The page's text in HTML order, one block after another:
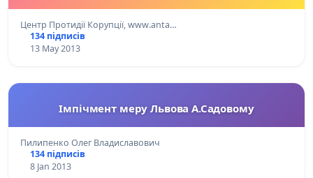
Центр Протидії Корупції, www.anta…
134 підписів
13 May 2013
Імпічмент меру Львова А.Садовому
Пилипенко Олег Владиславович
134 підписів
8 Jan 2013